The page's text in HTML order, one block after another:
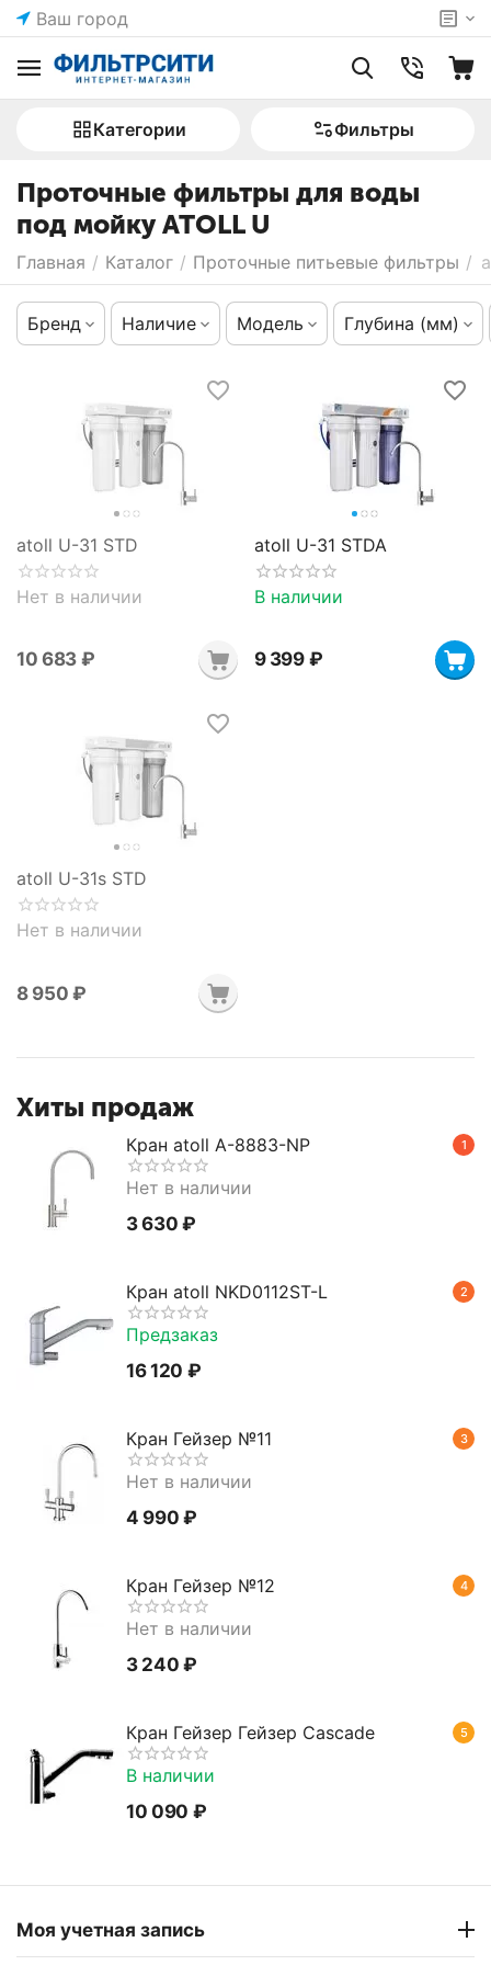
Ваш город
Категории Фильтры
Проточные фильтры для воды
под мойку ATOLL U
Главная / Каталог / Проточные питьевые фильтры /
Бренд Наличие Модель Глубина (мм)
atoll U-31 STD
Нет в наличии
10 683 ₽
atoll U-31 STDA
В наличии
9 399 ₽
atoll U-31s STD
Нет в наличии
8 950 ₽
Хиты продаж
1
Кран atoll A-8883-NP
Нет в наличии
3 630 ₽
2
Кран atoll NKD0112ST-L
Предзаказ
16 120 ₽
3
Кран Гейзер №11
Нет в наличии
4 990 ₽
4
Кран Гейзер №12
Нет в наличии
3 240 ₽
5
Кран Гейзер Гейзер Cascade
В наличии
10 090 ₽
Моя учетная запись